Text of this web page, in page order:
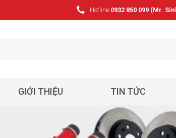
Hotline:0932 850 099 (Mr.
GIỚI THIỆU TIN TỨC